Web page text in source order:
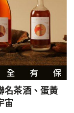
名茶酒、蛋黃
宙